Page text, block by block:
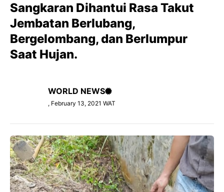
Sangkaran Dihantui Rasa Takut
Jembatan Berlubang,
Bergelombang, dan Berlumpur
Saat Hujan.
WORLD NEWS
, February 13, 2021 WAT